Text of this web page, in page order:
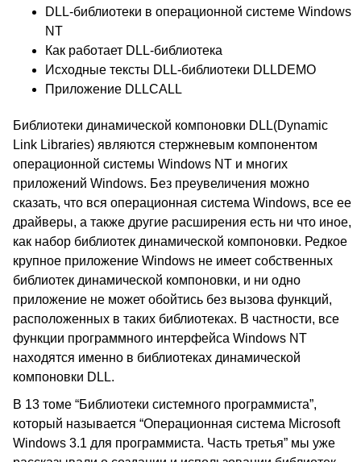
DLL-библиотеки в операционной системе Windows
NT
Как работает DLL-библиотека
Исходные тексты DLL-библиотеки DLLDEMO
Приложение DLLCALL
Библиотеки динамической компоновки DLL(Dynamic
Link Libraries) являются стержневым компонентом
операционной системы Windows NT и многих
приложений Windows. Без преувеличения можно
сказать, что вся операционная система Windows, все ее
драйверы, а также другие расширения есть ни что иное,
как набор библиотек динамической компоновки. Редкое
крупное приложение Windows не имеет собственных
библиотек динамической компоновки, и ни одно
приложение не может обойтись без вызова функций,
расположенных в таких библиотеках. В частности, все
функции программного интерфейса Windows NT
находятся именно в библиотеках динамической
компоновки DLL.
В 13 томе “Библиотеки системного программиста”,
который называется “Операционная система Microsoft
Windows 3.1 для программиста. Часть третья” мы уже